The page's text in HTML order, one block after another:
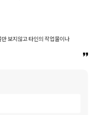
보지않고 타인의 작업물이나